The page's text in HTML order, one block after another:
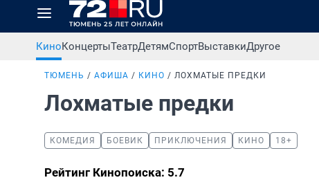
КиноКонцертыТеатрДетямСпортВыставкиДругое
ТЮМЕНЬ АФИША КИНО ЛОХМАТЫЕ ПРЕДКИ
Лохматые предки
КОМЕДИЯ БОЕВИК ПРИКЛЮЧЕНИЯ КИНО 18+
Рейтинг Кинопоиска: 5.7